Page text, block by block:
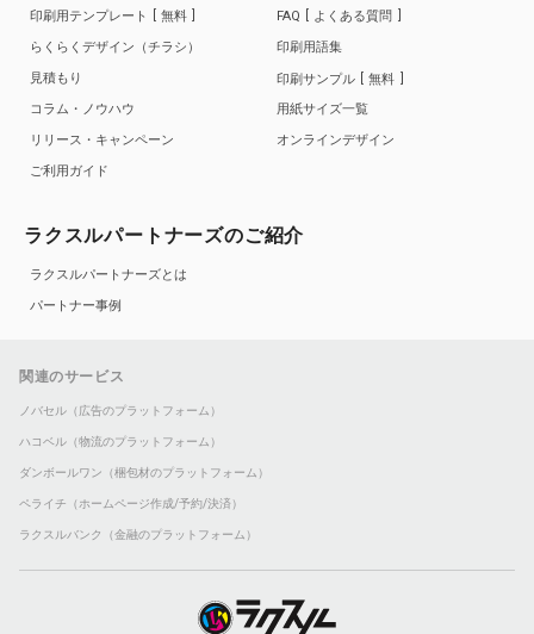
印刷用テンプレート
無料
らくらくデザイン（チラシ）
見積もり
コラム・ノウハウ
リリース・キャンペーン
ご利用ガイド
FAQ
よくある質問
印刷用語集
印刷サンプル
無料
用紙サイズ一覧
オンラインデザイン
ラクスルパートナーズのご紹介
ラクスルパートナーズとは
パートナー事例
関連のサービス
ノバセル（広告のプラットフォーム）
ハコベル（物流のプラットフォーム）
ダンボールワン（梱包材のプラットフォーム）
ペライチ（ホームページ作成/予約/決済）
ラクスルバンク（金融のプラットフォーム）